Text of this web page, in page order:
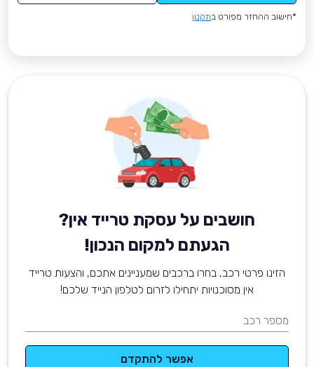
*חישוב ההחזר מפורט בתקנון
חושבים על עסקת טרייד אין?
הגעתם למקום הנכון!
הזינו פרטי רכב, בחרו ברכבים שמעניינים אתכם, והצעות טרייד
אין מסוכנויות יתחילו לזרום לטלפון הנייד שלכם!
מספר רכב
אפשר להתקדם